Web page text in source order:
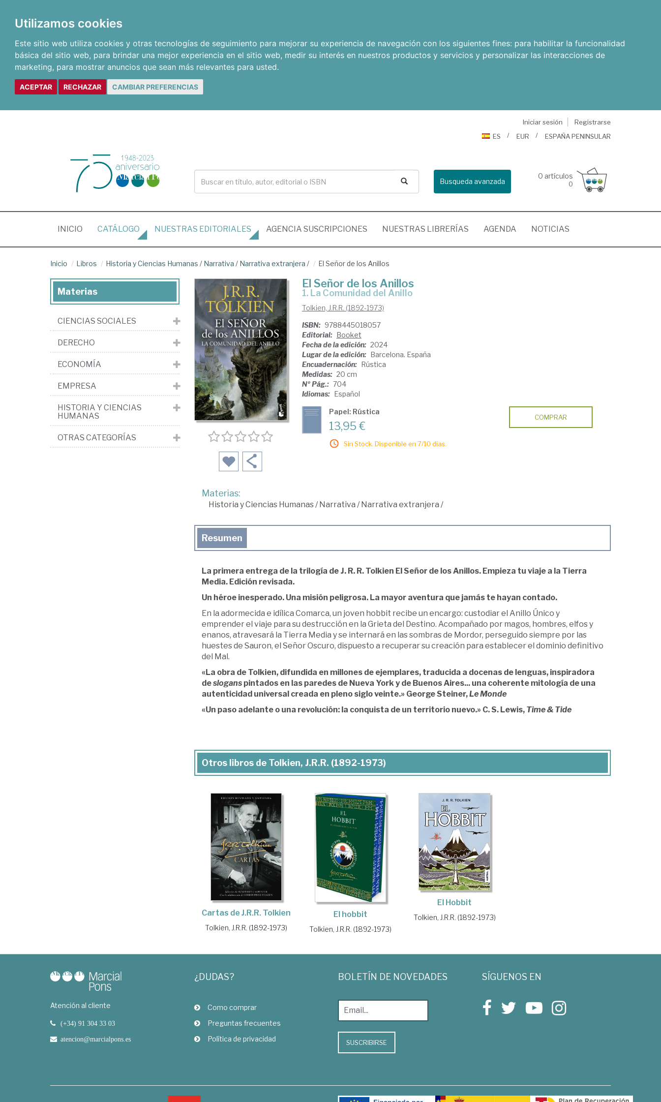
Utilizamos cookies
Este sitio web utiliza cookies y otras tecnologías de seguimiento para mejorar su experiencia de navegación con los siguientes fines: para habilitar la funcionalidad
básica del sitio web, para brindar una mejor experiencia en el sitio web, medir su interés en nuestros productos y servicios y personalizar las interacciones de
marketing, para mostrar anuncios que sean más relevantes para usted.
ACEPTAR RECHAZAR CAMBIAR PREFERENCIAS
Iniciar sesión
Registrarse
ES
EUR ESPAÑA PENINSULAR
Busqueda avanzada
0 artículos
0
INICIO (CURRENT)
CATÁLOGO NUESTRAS EDITORIALES AGENCIA SUSCRIPCIONES NUESTRAS LIBRERÍAS AGENDA NOTICIAS
Inicio Libros Historia y Ciencias Humanas / Narrativa / Narrativa extranjera / El Señor de los Anillos
El Señor de los Anillos
1. La Comunidad del Anillo
Tolkien, J.R.R. (1892-1973)
ISBN: 9788445018057
Editorial: Booket
Fecha de la edición: 2024
Lugar de la edición: Barcelona. España
Encuadernación: Rústica
Medidas: 20 cm
Nº Pág.: 704
Idiomas: Español
Papel: Rústica
13,95 €
Sin Stock. Disponible en 7/10 días.
COMPRAR
Materias:
Historia y Ciencias Humanas/Narrativa /Narrativa extranjera /
Resumen
La primera entrega de la trilogía de J. R. R. Tolkien El Señor de los Anillos. Empieza tu viaje a la Tierra
Media. Edición revisada.
Un héroe inesperado. Una misión peligrosa. La mayor aventura que jamás te hayan contado.
En la adormecida e idílica Comarca, un joven hobbit recibe un encargo: custodiar el Anillo Único y
emprender el viaje para su destrucción en la Grieta del Destino. Acompañado por magos, hombres, elfos y
enanos, atravesará la Tierra Media y se internará en las sombras de Mordor, perseguido siempre por las
huestes de Sauron, el Señor Oscuro, dispuesto a recuperar su creación para establecer el dominio definitivo
del Mal.
«La obra de Tolkien, difundida en millones de ejemplares, traducida a docenas de lenguas, inspiradora
desloganspintados en las paredes de Nueva York y de Buenos Aires... una coherente mitología de una
autenticidad universal creada en pleno siglo veinte.» George Steiner,Le Monde
«Un paso adelante o una revolución: la conquista de un territorio nuevo.» C. S. Lewis, Time & Tide
Otros libros de Tolkien, J.R.R. (1892-1973)
Cartas de J.R.R. Tolkien
Tolkien, J.R.R. (1892-1973)
El hobbit
Tolkien, J.R.R. (1892-1973)
El Hobbit
Tolkien, J.R.R. (1892-1973)
Materias
CIENCIAS SOCIALES
DERECHO
ECONOMÍA
EMPRESA
HISTORIA Y CIENCIAS
HUMANAS
OTRAS CATEGORÍAS
Atención al cliente
(+34) 91 304 33 03
atencion@marcialpons.es
¿DUDAS?
Como comprar
Preguntas frecuentes
Política de privacidad
BOLETÍN DE NOVEDADES
SUSCRIBIRSE
SÍGUENOS EN